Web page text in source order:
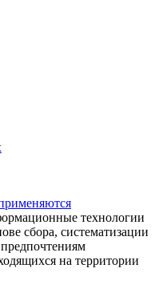
технологии
сбора, систематизации
на территории